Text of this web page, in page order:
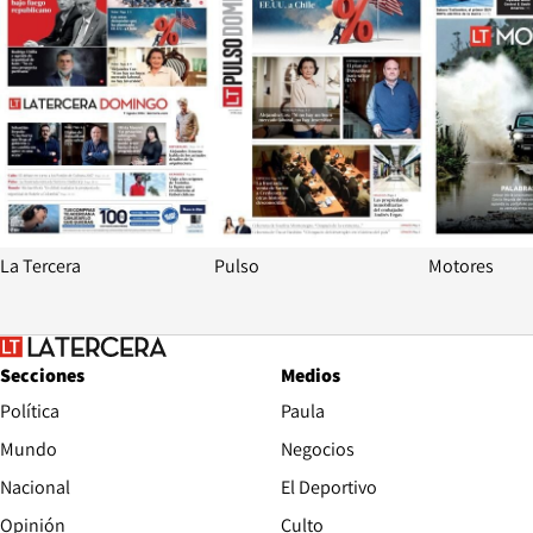
La Tercera Pulso Motores
Secciones
Política
Mundo
Nacional
Opinión
Medios
Paula
Negocios
El Deportivo
Culto